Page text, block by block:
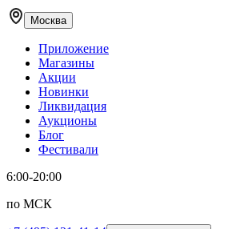
Москва
Приложение
Магазины
Акции
Новинки
Ликвидация
Аукционы
Блог
Фестивали
6:00-20:00
по МСК